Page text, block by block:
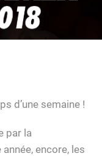
d’une semaine !
par la
encore, les